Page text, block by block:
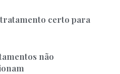
tratamento certo para
não